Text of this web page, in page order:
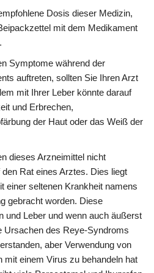
Dosis dieser Medizin,
mit dem Medikament
Symptome während der
auftreten, sollten Sie Ihren Arzt
mit Ihrer Leber könnte darauf
und Erbrechen,
der Haut oder das Weiß der
dieses Arzneimittel nicht
Rat eines Arztes. Dies liegt
einer seltenen Krankheit namens
gebracht worden. Diese
und Leber und wenn auch äußerst
Ursachen des Reye-Syndroms
aber Verwendung von
mit einem Virus zu behandeln hat